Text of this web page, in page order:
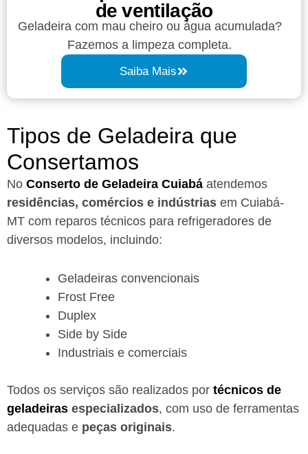
de ventilação
Geladeira com mau cheiro ou água acumulada?
Fazemos a limpeza completa.
Saiba Mais
Tipos de Geladeira que
Consertamos
No Conserto de Geladeira Cuiabá atendemos
residências, comércios e indústrias em Cuiabá-
MT com reparos técnicos para refrigeradores de
diversos modelos, incluindo:
Geladeiras convencionais
Frost Free
Duplex
Side by Side
Industriais e comerciais
Todos os serviços são realizados por técnicos de
geladeiras especializados, com uso de ferramentas
adequadas e peças originais.